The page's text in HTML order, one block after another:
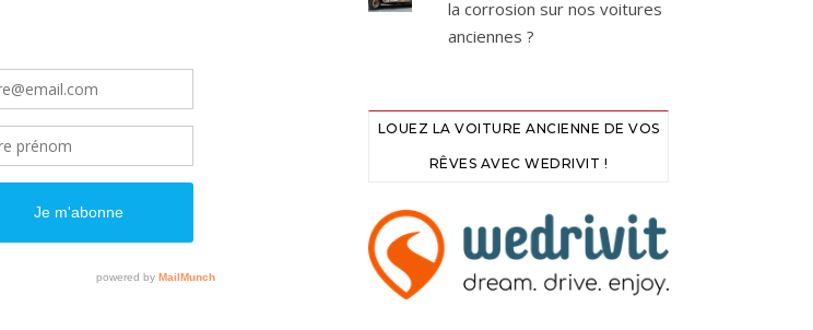
la corrosion sur nos voitures
anciennes ?
LOUEZ LA VOITURE ANCIENNE DE VOS
RÊVES AVEC WEDRIVIT !